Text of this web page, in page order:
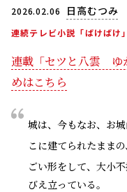
2026.02.06 日高むつみ
連続テレビ小説「ばけばけ」
連載「セツと八雲 ゆ
めはこちら
城は、今もなお、お
こに建てられたまま
ごい形をして、大小
びえ立っている。